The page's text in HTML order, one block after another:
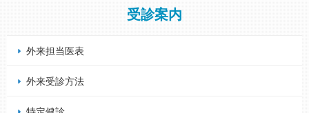
受診案内
外来担当医表
外来受診方法